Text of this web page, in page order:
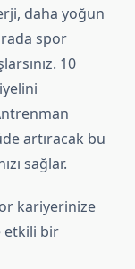
daha yoğun
spor
10
artıracak bu
sağlar.
kariyerinize
etkili bir